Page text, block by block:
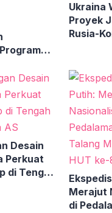
Ukraina
Proyek
Rusia-
Desain
Perkuat
di Tengah
Merajut
di